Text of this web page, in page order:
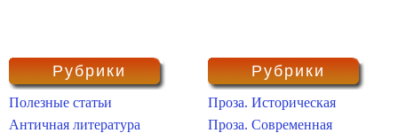
Рубрики
Полезные статьи
Античная литература
Рубрики
Проза. Историческая
Проза. Современная